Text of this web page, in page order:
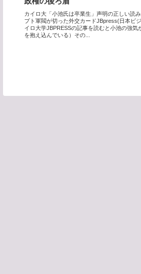
カイロ大「小池氏は卒業生」声明の正しい読
プト軍閥が切った外交カードJBpress(日本ビ
イロ大学JBPRESSの記事を読むと小池の強気
を抱え込んでいる）その...